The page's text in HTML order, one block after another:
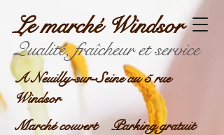
Le marché Windsor
Qualité, fraîcheur et service
A Neuilly-sur-Seine au 5 rue
Windsor
Marché couvert Parking gratuit